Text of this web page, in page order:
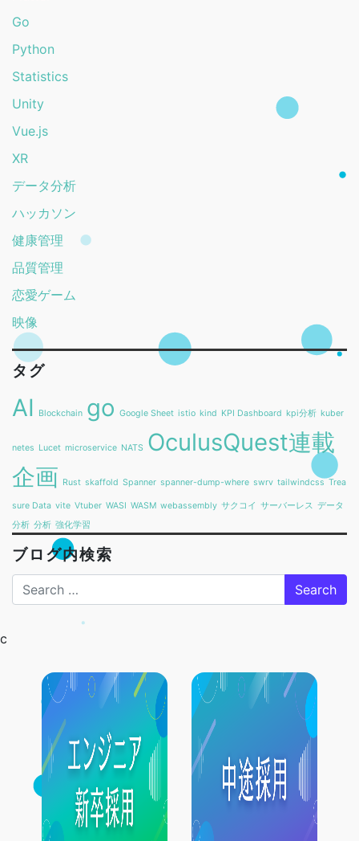
Go
Python
Statistics
Unity
Vue.js
XR
データ分析
ハッカソン
健康管理
品質管理
恋愛ゲーム
映像
タグ
AI Blockchain go Google Sheet istio kind KPI Dashboard kpi分析 kuber
netes Lucet microservice NATS OculusQuest連載
企画 Rust skaffold Spanner spanner-dump-where swrv tailwindcss Trea
sure Data vite Vtuber WASI WASM webassembly サクコイ サーバーレス データ
分析 分析 強化学習
ブログ内検索
Search
c